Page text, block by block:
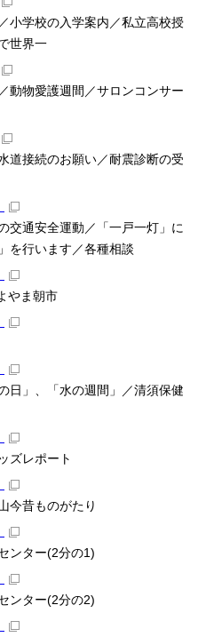
小学校の入学案内／私立高校授
世界一
物愛護週間／サロンコンサー
道接続のお願い／耐震診断の受
交通安全運動／「一戸一灯」に
を行います／各種相談
やま朝市
日」、「水の週間」／清須保健
ズレポート
今昔ものがたり
ンター(2分の1)
ンター(2分の2)